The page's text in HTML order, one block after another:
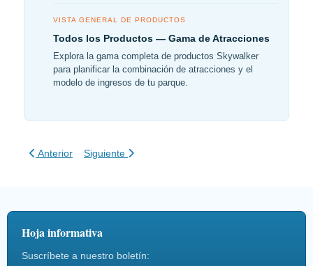
VISTA GENERAL DE PRODUCTOS
Todos los Productos — Gama de Atracciones
Explora la gama completa de productos Skywalker
para planificar la combinación de atracciones y el
modelo de ingresos de tu parque.
Artículo anterior: Diseño Estratégico de Parques de Aventura
Anterior Artículo siguiente: Beneficios Financieros del Ocio
Siguiente
Hoja informativa
Suscríbete a nuestro boletín: